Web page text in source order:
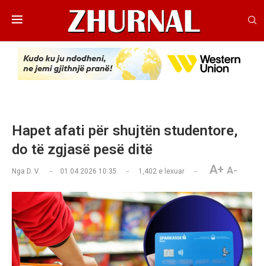
Hapet afati për shujtën studentore,
do të zgjasë pesë ditë
Nga D. V. 01.04.2026 10:35 1,402 e lexuar A+ A-